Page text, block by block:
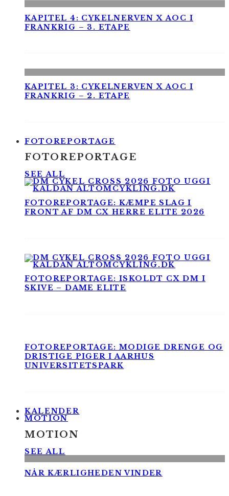
KAPITEL 4: CYKELNERVEN X AOC I
FRANKRIG – 3. ETAPE
KAPITEL 3: CYKELNERVEN X AOC I
FRANKRIG – 2. ETAPE
FOTOREPORTAGE
FOTOREPORTAGE
SEE ALL
FOTOREPORTAGE: KÆMPE SLAG I
FRONT AF DM CX HERRE ELITE 2026
FOTOREPORTAGE: ISKOLDT CX DM I
SKIVE – DAME ELITE
FOTOREPORTAGE: MODIGE DRENGE OG
DRISTIGE PIGER I AARHUS
UNIVERSITETSPARK
KALENDER
MOTION
MOTION
SEE ALL
NÅR KÆRLIGHEDEN VINDER